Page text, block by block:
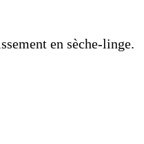
en sèche-linge.